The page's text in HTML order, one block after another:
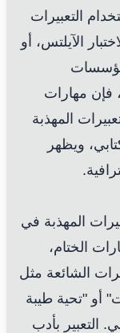
التعبيرات
الآيلتس، أو
فإن مهارات
المهذبة
ويظهر
المهذبة في
الختام،
الشائعة مثل
أو "تحية طيبة
التعبير بأدب